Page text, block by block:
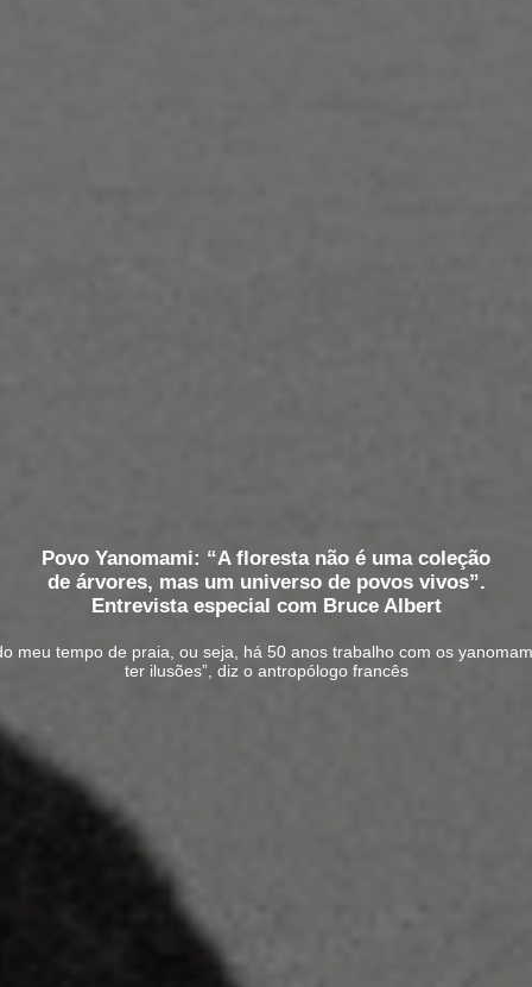
Povo Yanomami: “A floresta não é uma coleção
de árvores, mas um universo de povos vivos”.
Entrevista especial com Bruce Albert
meu tempo de praia, ou seja, há 50 anos trabalho com os
ter ilusões”, diz o antropólogo francês